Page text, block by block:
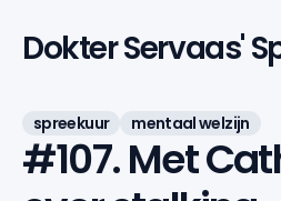
Dokter Servaas'
spreekuur mentaal welzijn
#107. Met